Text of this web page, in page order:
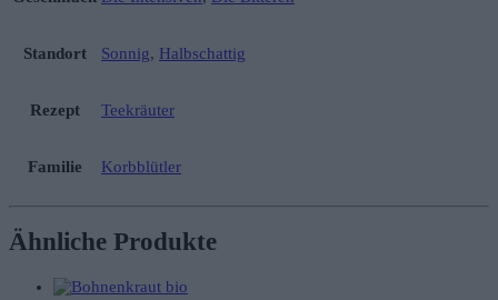
Standort Sonnig, Halbschattig
Rezept Teekräuter
Familie Korbblütler
Ähnliche Produkte